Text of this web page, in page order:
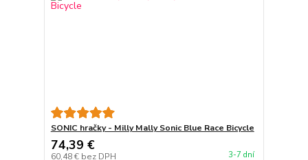
SONIC hračky - Milly Mally Sonic Blue Race Bicycle
74,39 €
60,48 € bez DPH 3-7 dní